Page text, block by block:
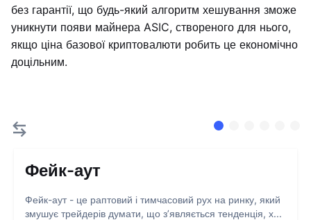
без гарантії, що будь-який алгоритм хешування зможе
уникнути появи майнера ASIC, створеного для нього,
якщо ціна базової криптовалюти робить це економічно
доцільним.
Фейк-аут
Фейк-аут - це раптовий і тимчасовий рух на ринку, який
змушує трейдерів думати, що з’являється тенденція, х...